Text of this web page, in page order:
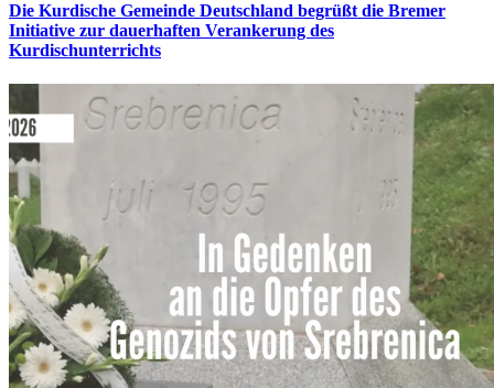
Die Kurdische Gemeinde Deutschland begrüßt die Bremer
Initiative zur dauerhaften Verankerung des
Kurdischunterrichts